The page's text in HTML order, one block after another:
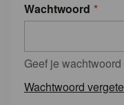
Wachtwoord
Geef je wachtwoord
Wachtwoord